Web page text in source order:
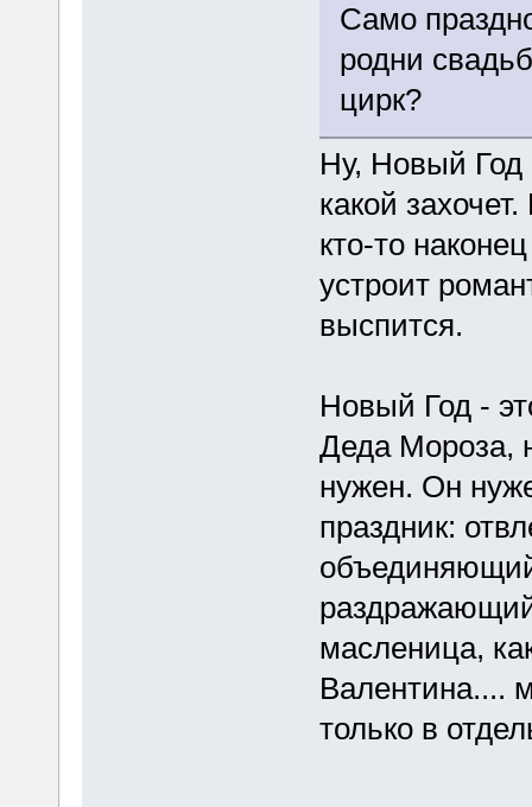
Само
родни
цирк?
Ну, Новый Год
какой
кто-то
устроит
выспится.
Новый Год -
Деда Мороза,
нужен. Он
праздник:
масленица,
Валентина....
только в